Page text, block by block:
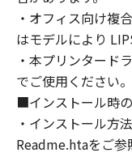
restrictions
involved, and
directly or
violation of
regulations, or
approvals.
6. SUPPORT
NEITHER
・オフィス向け複
はモデルにより
・本プリンタード
でご使用ください。
■インストール時
・インストール方
Readme.htaをご参